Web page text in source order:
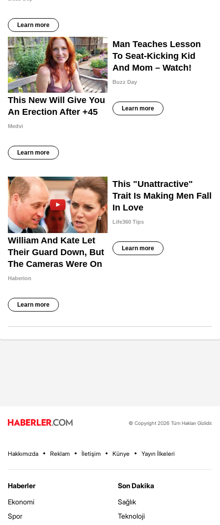
© Copyright 2026 Tüm Hakları Gizlidir.
Hakkımızda Reklam İletişim Künye Yayın İlkeleri
Haberler
Ekonomi
Spor
Son Dakika
Sağlık
Teknoloji